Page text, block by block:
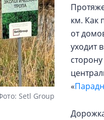
Setl Group
км. Как
от
уходит
«